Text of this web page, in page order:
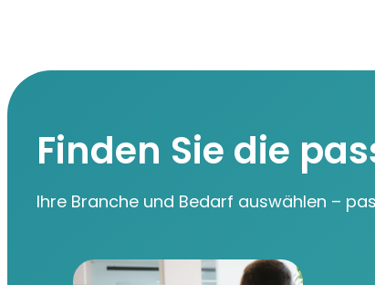
Finden Sie die
Ihre Branche und Bedarf auswählen –